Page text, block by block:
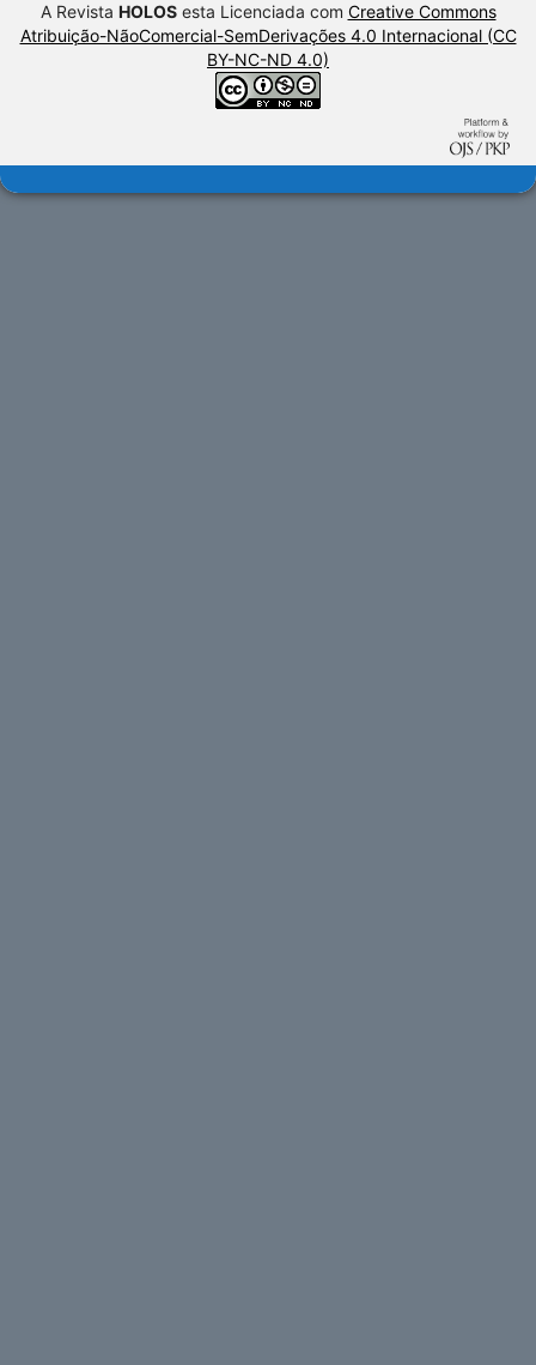
A Revista HOLOSesta Licenciada com Creative Commons
Atribuição-NãoComercial-SemDerivações 4.0 Internacional (CC
BY-NC-ND 4.0)